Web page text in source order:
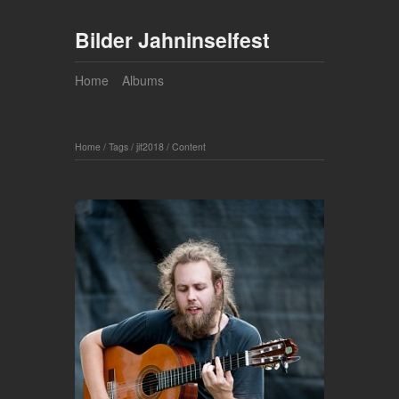
Bilder Jahninselfest
Home Albums
Home / Tags / jif2018 / Content